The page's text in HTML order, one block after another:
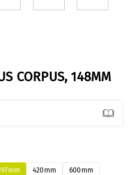
CORPUS, 148MM
420mm
600mm